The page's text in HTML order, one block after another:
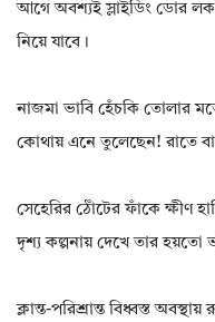
আগে অবশ্যই স্লাইডিং ডোর
নিয়ে যাবে।
নাজমা ভাবি হেঁচকি তোলার
কোথায় এনে তুলেছেন! রাতে
সেহেরির ঠোঁটের ফাঁকে ক্ষীণ
দৃশ্য কল্পনায় দেখে তার হয়তো
ক্লান্ত-পরিশ্রান্ত বিধ্বস্ত